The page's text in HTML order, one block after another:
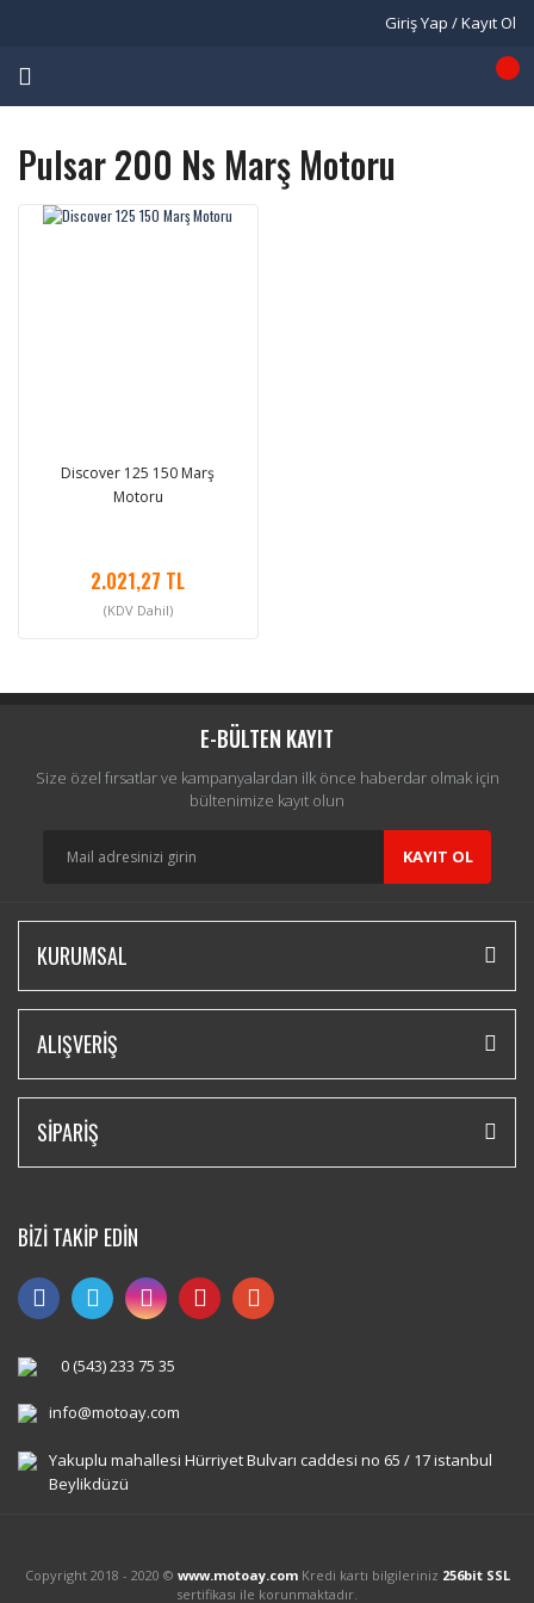
Giriş Yap / Kayıt Ol
Pulsar 200 Ns Marş Motoru
Discover 125 150 Marş
Motoru
2.021,27 TL
(KDV Dahil)
E-BÜLTEN KAYIT
Size özel fırsatlar ve kampanyalardan ilk önce haberdar olmak için
bültenimize kayıt olun
KAYIT OL
KURUMSAL
ALIŞVERİŞ
SİPARİŞ
BİZİ TAKİP EDİN
0 (543) 233 75 35
info@motoay.com
Yakuplu mahallesi Hürriyet Bulvarı caddesi no 65 / 17 istanbul
Beylikdüzü
Copyright 2018 - 2020 © www.motoay.comKredi kartı bilgileriniz 256bit SSL
sertifikası ile korunmaktadır.